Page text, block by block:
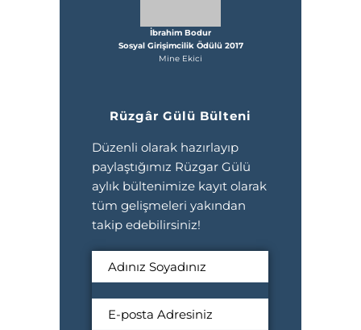
İbrahim Bodur
Sosyal Girişimcilik Ödülü 2017
Mine Ekici
Rüzgâr Gülü Bülteni
Düzenli olarak hazırlayıp
paylaştığımız Rüzgar Gülü
aylık bültenimize kayıt olarak
tüm gelişmeleri yakından
takip edebilirsiniz!